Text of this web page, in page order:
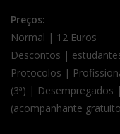
Preços:
Normal | 12 Euros
Descontos |
Protocolos |
(3ª) | Desempregados
(acompanhante